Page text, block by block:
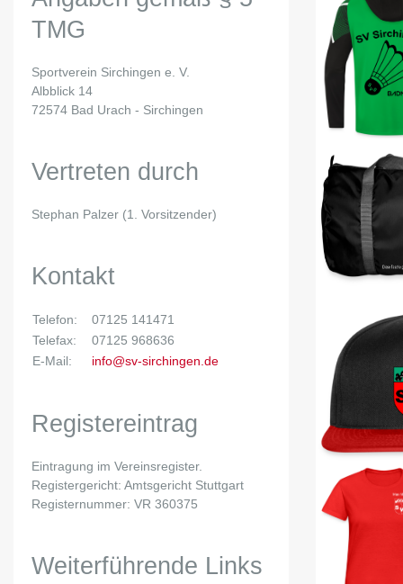
TMG
Sportverein Sirchingen e. V.
Albblick 14
72574 Bad Urach - Sirchingen
Vertreten durch
Stephan Palzer (1. Vorsitzender)
Kontakt
Telefon:
07125 141471
Telefax:
07125 968636
E-Mail:
info@sv-sirchingen.de
Registereintrag
Eintragung im Vereinsregister.
Registergericht: Amtsgericht Stuttgart
Registernummer: VR 360375
Weiterführende Links